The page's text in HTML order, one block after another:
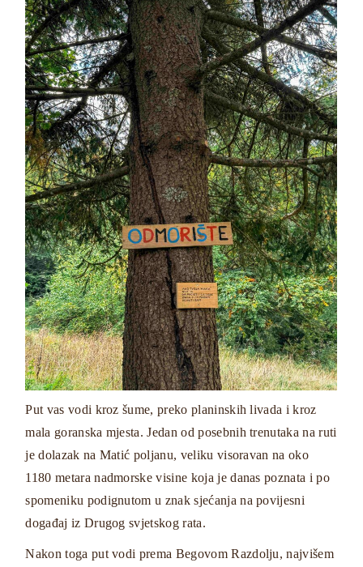
Put vas vodi kroz šume, preko planinskih livada i kroz
mala goranska mjesta. Jedan od posebnih trenutaka na ruti
je dolazak na Matić poljanu, veliku visoravan na oko
1180 metara nadmorske visine koja je danas poznata i po
spomeniku podignutom u znak sjećanja na povijesni
događaj iz Drugog svjetskog rata.
Nakon toga put vodi prema Begovom Razdolju, najvišem